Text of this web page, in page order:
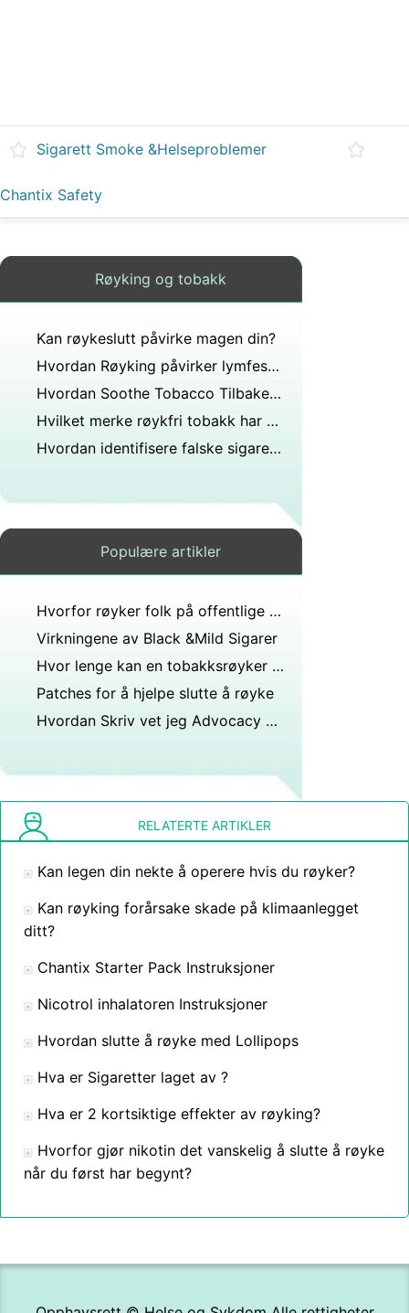
Sigarett Smoke &Helseproblemer
Chantix Safety
Røyking og tobakk
Kan røykeslutt påvirke magen din?
Hvordan Røyking påvirker lymfesystemet
Hvordan Soothe Tobacco Tilbaketrekking
Hvilket merke røykfri tobakk har den høyeste mengden nikotin?
Hvordan identifisere falske sigaretter
Populære artikler
Hvorfor røyker folk på offentlige steder?
Virkningene av Black &Mild Sigarer
Hvor lenge kan en tobakksrøyker gå mellom nikotindoser?
Patches for å hjelpe slutte å røyke
Hvordan Skriv vet jeg Advocacy Letters Om Teenage Røyking
RELATERTE ARTIKLER
Kan legen din nekte å operere hvis du røyker?
Kan røyking forårsake skade på klimaanlegget
ditt?
Chantix Starter Pack Instruksjoner
Nicotrol inhalatoren Instruksjoner
Hvordan slutte å røyke med Lollipops
Hva er Sigaretter laget av ?
Hva er 2 kortsiktige effekter av røyking?
Hvorfor gjør nikotin det vanskelig å slutte å røyke
når du først har begynt?